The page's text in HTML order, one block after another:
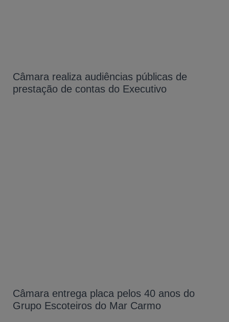
Câmara realiza audiências públicas de
prestação de contas do Executivo
Câmara entrega placa pelos 40 anos do
Grupo Escoteiros do Mar Carmo